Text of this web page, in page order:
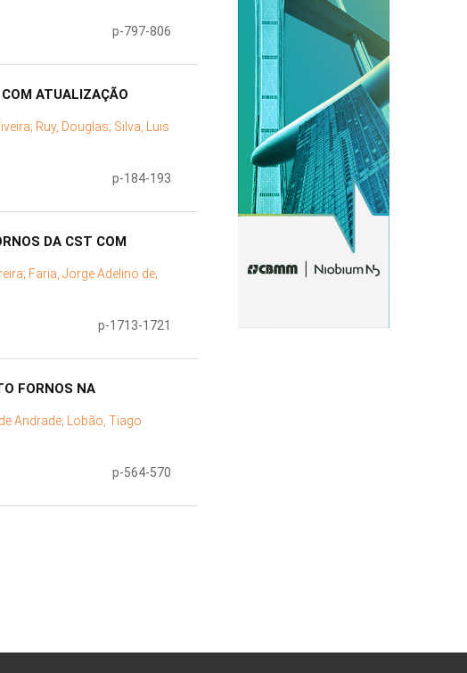
p-797-806
ATUALIZAÇÃO
Ruy, Douglas; Silva, Luis
p-184-193
DA CST COM
Faria, Jorge Adelino de;
p-1713-1721
FORNOS NA
Andrade; Lobão, Tiago
p-564-570